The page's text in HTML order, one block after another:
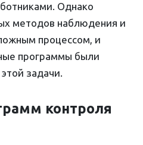
Однако
методов наблюдения и
процессом, и
программы были
задачи.
контроля